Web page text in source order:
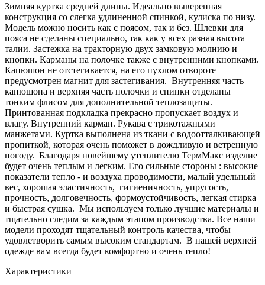
Зимняя куртка средней длины. Идеально выверенная
конструкция со слегка удлиненной спинкой, кулиска по низу.
Модель можно носить как с поясом, так и без. Шлевки для
пояса не сделаны специально, так как у всех разная высота
талии. Застежка на тракторную двух замковую молнию и
кнопки. Карманы на полочке также с внутренними кнопками.
Капюшон не отстегивается, на его пухлом отвороте
предусмотрен магнит для застегивания. Внутренняя часть
капюшона и верхняя часть полочки и спинки отделаны
тонким флисом для дополнительной теплозащиты.
Принтованная подкладка прекрасно пропускает воздух и
влагу. Внутренний карман. Рукава с трикотажными
манжетами. Куртка выполнена из ткани с водоотталкивающей
пропиткой, которая очень поможет в дождливую и ветренную
погоду. Благодаря новейшему утеплителю ТермМакс изделие
будет очень теплым и легким. Его сильные стороны : высокие
показатели тепло - и воздуха проводимости, малый удельный
вес, хорошая эластичность, гигиеничность, упругость,
прочность, долговечность, формоустойчивость, легкая стирка
и быстрая сушка. Мы используем только лучшие материалы и
тщательно следим за каждым этапом производства. Все наши
модели проходят тщательный контроль качества, чтобы
удовлетворить самым высоким стандартам. В нашей верхней
одежде вам всегда будет комфортно и очень тепло!
Характеристики